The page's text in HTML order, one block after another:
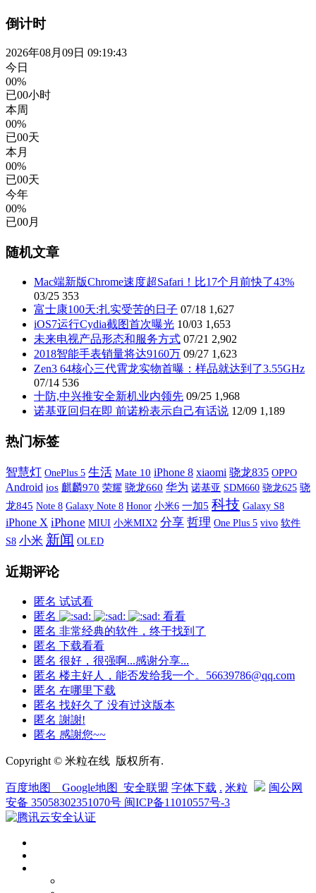
倒计时
2026年08月09日 09:19:44
今日
00%
已00小时
本周
00%
已00天
本月
00%
已00天
今年
00%
已00月
随机文章
Mac端新版Chrome速度超Safari！比17个月前快了43%
03/25 353
富士康100天:扎实受苦的日子 07/18 1,627
iOS7运行Cydia截图首次曝光 10/03 1,653
未来电视产品形态和服务方式 07/21 2,902
2018智能手表销量将达9160万 09/27 1,623
Zen3 64核心三代霄龙实物首曝：样品就达到了3.55GHz
07/14 536
十防,中兴推安全新机业内领先 09/25 1,968
诺基亚回归在即 前诺粉表示自己有话说 12/09 1,189
热门标签
智慧灯 OnePlus 5 生活 Mate 10 iPhone 8 xiaomi 骁龙835 OPPO
Android ios 麒麟970 荣耀 骁龙660 华为 诺基亚 SDM660 骁龙625 骁
龙845 Note 8 Galaxy Note 8 Honor 小米6 一加5 科技 Galaxy S8
iPhone X iPhone MIUI 小米MIX2 分享 哲理 One Plus 5 vivo 软件
S8 小米 新闻 OLED
近期评论
匿名 试试看
匿名
看看
匿名 非常经典的软件，终于找到了
匿名 下载看看
匿名 很好，很强啊...感谢分享...
匿名 楼主好人，能否发给我一个。56639786@qq.com
匿名 在哪里下载
匿名 找好久了 没有过这版本
匿名 謝謝!
匿名 感謝您~~
Copyright © 米粒在线 版权所有.
百度地图 Google地图 安全联盟 字体下载 . 米粒
闽公网
安备 35058302351070号 闽ICP备11010557号-3